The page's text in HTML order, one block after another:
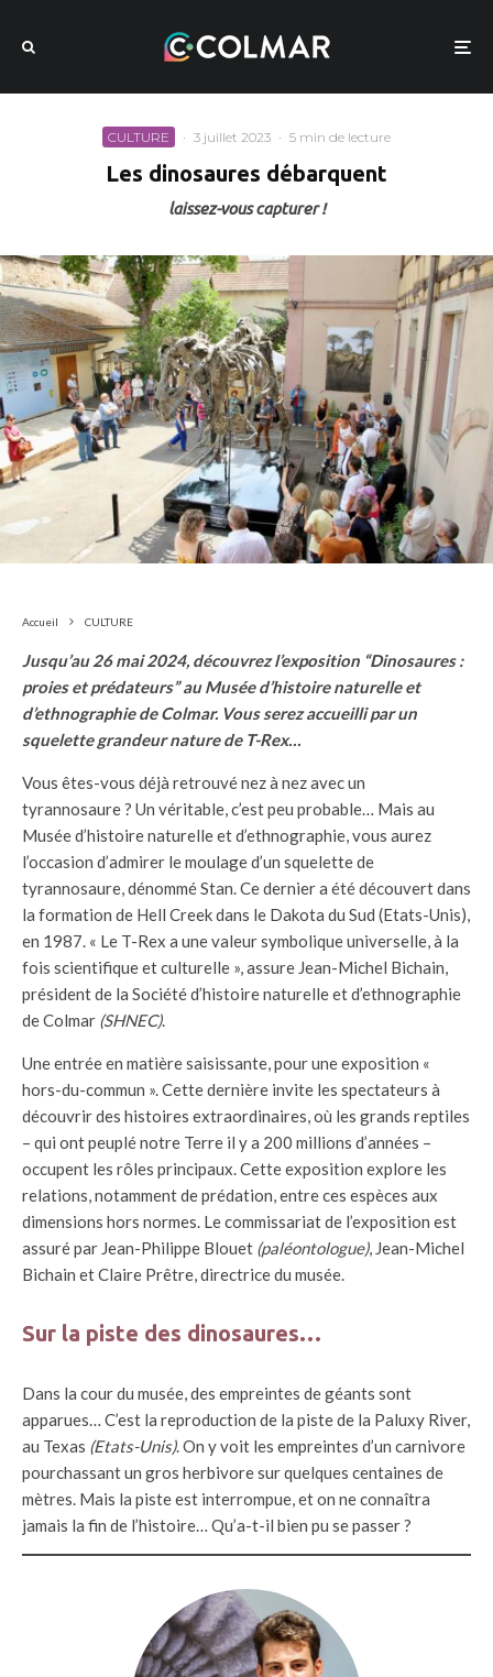
CULTURE · 3 juillet 2023 · 5 min de lecture
Les dinosaures débarquent
laissez-vous capturer !
Accueil CULTURE
Jusqu’au 26 mai 2024, découvrez l’exposition “Dinosaures :
proies et prédateurs” au Musée d’histoire naturelle et
d’ethnographie de Colmar. Vous serez accueilli par un
squelette grandeur nature de T-Rex…
Vous êtes-vous déjà retrouvé nez à nez avec un
tyrannosaure ? Un véritable, c’est peu probable… Mais au
Musée d’histoire naturelle et d’ethnographie, vous aurez
l’occasion d’admirer le moulage d’un squelette de
tyrannosaure, dénommé Stan. Ce dernier a été découvert dans
la formation de Hell Creek dans le Dakota du Sud (Etats-Unis),
en 1987. « Le T-Rex a une valeur symbolique universelle, à la
fois scientifique et culturelle », assure Jean-Michel Bichain,
président de la Société d’histoire naturelle et d’ethnographie
de Colmar (SHNEC).
Une entrée en matière saisissante, pour une exposition «
hors-du-commun ». Cette dernière invite les spectateurs à
découvrir des histoires extraordinaires, où les grands reptiles
– qui ont peuplé notre Terre il y a 200 millions d’années –
occupent les rôles principaux. Cette exposition explore les
relations, notamment de prédation, entre ces espèces aux
dimensions hors normes. Le commissariat de l’exposition est
assuré par Jean-Philippe Blouet (paléontologue), Jean-Michel
Bichain et Claire Prêtre, directrice du musée.
Sur la piste des dinosaures…
Dans la cour du musée, des empreintes de géants sont
apparues… C’est la reproduction de la piste de la Paluxy River,
au Texas (Etats-Unis). On y voit les empreintes d’un carnivore
pourchassant un gros herbivore sur quelques centaines de
mètres. Mais la piste est interrompue, et on ne connaîtra
jamais la fin de l’histoire… Qu’a-t-il bien pu se passer ?